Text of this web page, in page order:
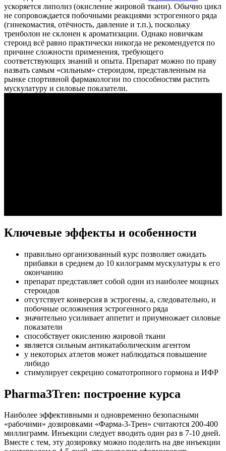
ускоряется липолиз (окисление жировой ткани). Обычно цикл
не сопровождается побочными реакциями эстрогенного ряда
(гинекомастия, отёчность, давление и т.п.), поскольку
тренболон не склонен к ароматизации. Однако новичкам
стероид всё равно практически никогда не рекомендуется по
причине сложности применения, требующего
соответствующих знаний и опыта. Препарат можно по праву
назвать самым «сильным» стероидом, представленным на
рынке спортивной фармакологии по способностям растить
мускулатуру и силовые показатели.
Ключевые эффекты и особенности
правильно организованный курс позволяет ожидать
прибавки в среднем до 10 килограмм мускулатуры к его
окончанию
препарат представляет собой один из наиболее мощных
стероидов
отсутствует конверсия в эстрогены, а, следовательно, и
побочные осложнения эстрогенного ряда
значительно усиливает аппетит и приумножает силовые
показатели
способствует окислению жировой ткани
является сильным антикатаболическим агентом
у некоторых атлетов может наблюдаться повышение
либидо
стимулирует секрецию соматотропного гормона и ИФР
Pharma3Tren: построение курса
Наиболее эффективными и одновременно безопасными
«рабочими» дозировками «Фарма-3-Трен» считаются 200-400
миллиграмм. Инъекции следует вводить один раз в 7-10 дней.
Вместе с тем, эту дозировку можно поделить на две инъекции